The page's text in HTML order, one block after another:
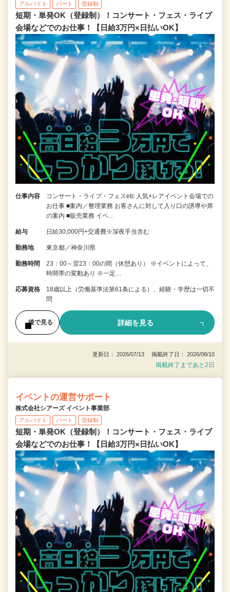
アルバイト パート 登録制
短期・単発OK（登録制）！コンサート・フェス・ライブ
会場などでのお仕事！【日給3万円×日払いOK】
仕事内容
コンサート・ライブ・フェスetc 人気×レアイベント会場での
お仕事 ■案内／整理業務 お客さんに対して入り口の誘導や席
の案内 ■販売業務 イベ…
給与 日給30,000円+交通費※深夜手当含む
勤務地 東京都／神奈川県
勤務時間
23：00～翌23：00の間（休憩あり） ※イベントによって、
時間帯の変動あり ※一定…
応募資格
18歳以上（労働基準法第61条による）、経験・学歴は一切不
問
後で見る 詳細を見る
更新日： 2026/07/13 掲載終了日： 2026/08/10
掲載終了まであと2日
イベントの運営サポート
株式会社シアーズ イベント事業部
アルバイト パート 登録制
短期・単発OK（登録制）！コンサート・フェス・ライブ
会場などでのお仕事！【日給3万円×日払いOK】